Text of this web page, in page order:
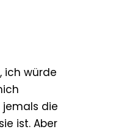
ich würde
die
ist. Aber